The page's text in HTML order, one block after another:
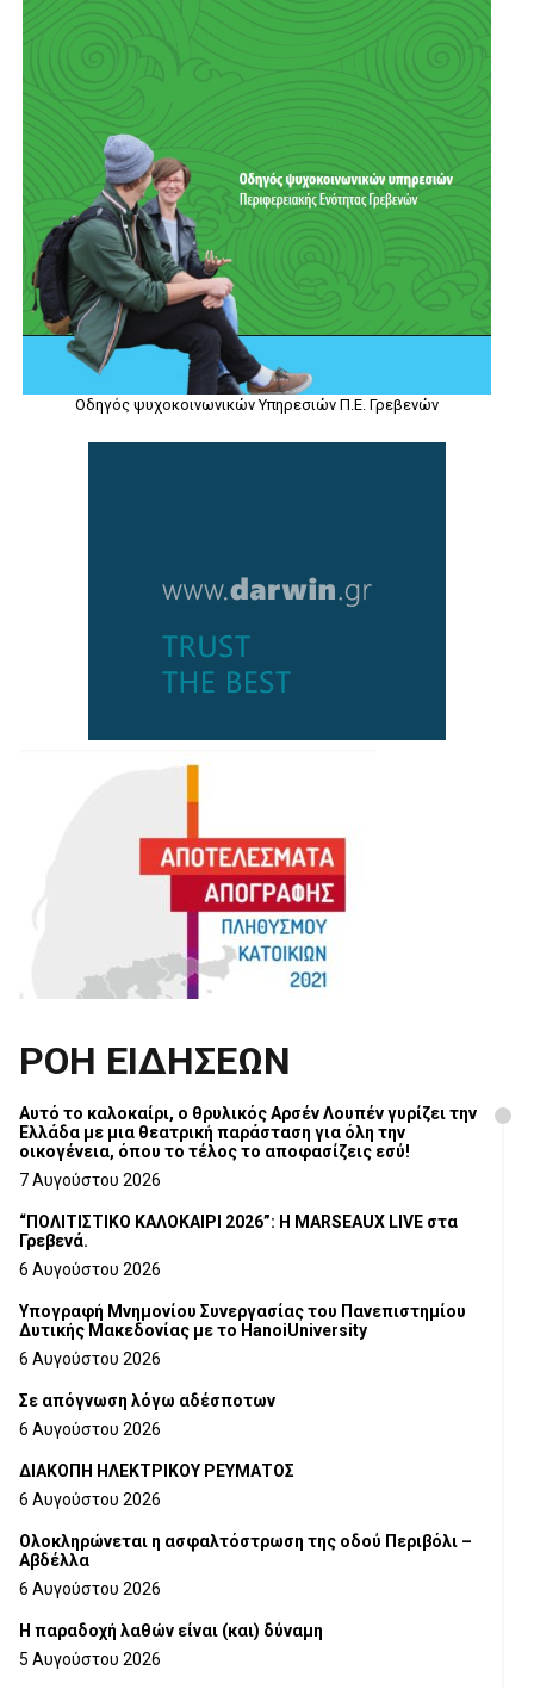
Οδηγός ψυχοκοινωνικών Υπηρεσιών Π.Ε. Γρεβενών
ΡΟΗ ΕΙΔΗΣΕΩΝ
Αυτό το καλοκαίρι, ο θρυλικός Αρσέν Λουπέν γυρίζει την
Ελλάδα με μια θεατρική παράσταση για όλη την
οικογένεια, όπου το τέλος το αποφασίζεις εσύ!
7 Αυγούστου 2026
“ΠΟΛΙΤΙΣΤΙΚΟ ΚΑΛΟΚΑΙΡΙ 2026”: Η MARSEAUX LIVE στα
Γρεβενά.
6 Αυγούστου 2026
Υπογραφή Μνημονίου Συνεργασίας του Πανεπιστημίου
Δυτικής Μακεδονίας με το HanoiUniversity
6 Αυγούστου 2026
Σε απόγνωση λόγω αδέσποτων
6 Αυγούστου 2026
ΔΙΑΚΟΠΗ ΗΛΕΚΤΡΙΚΟΥ ΡΕΥΜΑΤΟΣ
6 Αυγούστου 2026
Ολοκληρώνεται η ασφαλτόστρωση της οδού Περιβόλι –
Αβδέλλα
6 Αυγούστου 2026
H παραδοχή λαθών είναι (και) δύναμη
5 Αυγούστου 2026